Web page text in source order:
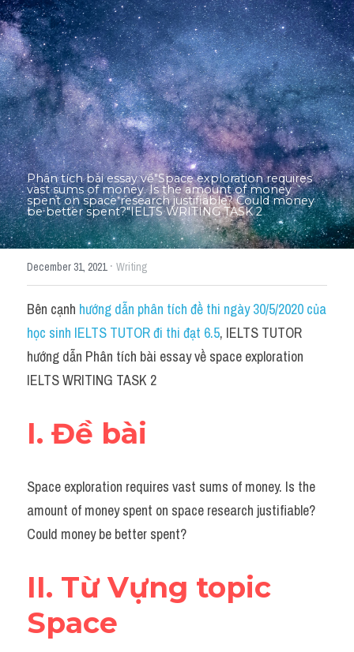
Thư Tín
Mixed
SGK
Vocabularies
Đề writing theo topic
Pie
Line graph
Bar chart
Đề thi thật IELTS GENERAL
Task 2
Từ vựng theo Topic
Map
Cam
Environment
Thành tích học viên
Phân tích bài essay về"Space exploration requires
vast sums of money. Is the amount of money
spent on space research justifiable? Could money
be better spent?"IELTS WRITING TASK 2
December 31, 2021· Writing
Bên cạnh hướng dẫn phân tích đề thi ngày 30/5/2020 của
học sinh IELTS TUTOR đi thi đạt 6.5, IELTS TUTOR
hướng dẫn Phân tích bài essay về space exploration
IELTS WRITING TASK 2
I. Đề bài
Space exploration requires vast sums of money. Is the
amount of money spent on space research justifiable?
Could money be better spent?
II. Từ Vựng topic
Space